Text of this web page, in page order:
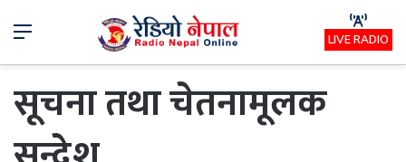
Menu LIVE RADIO
सूचना तथा चेतनामूलक